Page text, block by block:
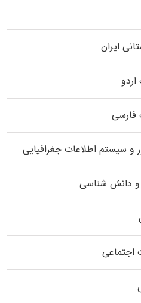
ایران
فارسی
سیستم اطلاعات جغرافیایی
و دانش شناسی
اجتماعی